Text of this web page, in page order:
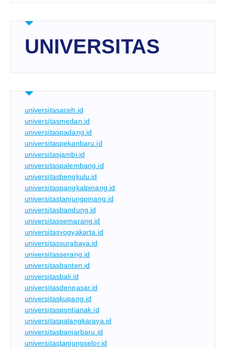
UNIVERSITAS
universitasaceh.id
universitasmedan.id
universitaspadang.id
universitaspekanbaru.id
universitasjambi.id
universitaspalembang.id
universitasbengkulu.id
universitaspangkalpinang.id
universitastanjungpinang.id
universitasbandung.id
universitassemarang.id
universitasyogyakarta.id
universitassurabaya.id
universitasserang.id
universitasbanten.id
universitasbali.id
universitasdenpasar.id
universitaskupang.id
universitaspontianak.id
universitaspalangkaraya.id
universitasbanjarbaru.id
universitastanjungselor.id